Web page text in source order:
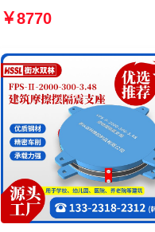
3.48源头工厂 摩擦摆隔震
隔震支座FPSII-8000-400-
4.11厂家
￥8770